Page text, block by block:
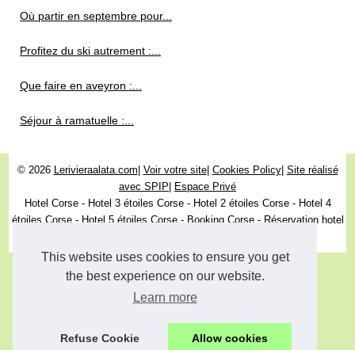
This website uses cookies to ensure you get
the best experience on our website.
Learn more
Refuse Cookie Allow cookies
Où partir en septembre pour...
Profitez du ski autrement :...
Que faire en aveyron :...
Séjour à ramatuelle :...
© 2026 Lerivieraalata.com Voir votre site| Cookies Policy| Site réalisé
avec SPIP
Espace Privé
Hotel Corse - Hotel 3 étoiles Corse - Hotel 2 étoiles Corse - Hotel 4
étoiles Corse - Hotel 5 étoiles Corse - Booking Corse - Réservation hotel